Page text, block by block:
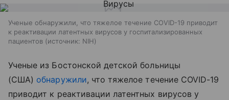
Ученые обнаружили, что тяжелое течение COVID-19 приводит
к реактивации латентных вирусов у госпитализированных
пациентов
источник: NIH
Ученые из Бостонской детской больницы
(США) обнаружили, что тяжелое течение COVID-19
приводит к реактивации латентных вирусов у